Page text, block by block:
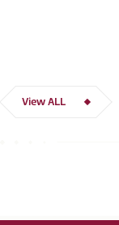
View ALL